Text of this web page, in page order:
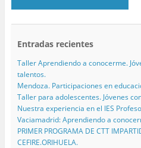
Entradas recientes
Taller Aprendiendo a conocerme.
talentos.
Mendoza. Participaciones en
Taller para adolescentes. Jóvenes
Nuestra experiencia en el IES
Vaciamadrid: Aprendiendo a
PRIMER PROGRAMA DE CTT
CEFIRE.ORIHUELA.